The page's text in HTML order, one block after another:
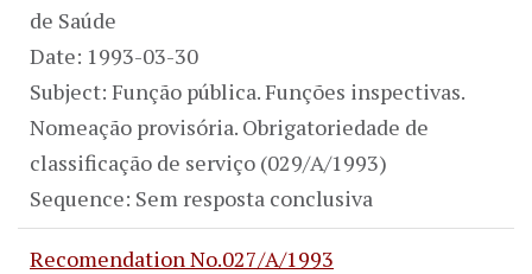
de Saúde
Date: 1993-03-30
Subject: Função pública. Funções inspectivas.
Nomeação provisória. Obrigatoriedade de
classificação de serviço (029/A/1993)
Sequence: Sem resposta conclusiva
Recomendation No.027/A/1993